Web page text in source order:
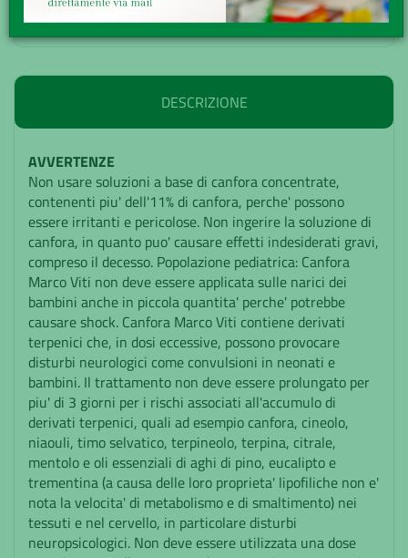
AGGIUNGI ALLA WISHLIST
DESCRIZIONE
AVVERTENZE
Non usare soluzioni a base di canfora concentrate,
contenenti piu' dell'11% di canfora, perche' possono
essere irritanti e pericolose. Non ingerire la soluzione di
canfora, in quanto puo' causare effetti indesiderati gravi,
compreso il decesso. Popolazione pediatrica: Canfora
Marco Viti non deve essere applicata sulle narici dei
bambini anche in piccola quantita' perche' potrebbe
causare shock. Canfora Marco Viti contiene derivati
terpenici che, in dosi eccessive, possono provocare
disturbi neurologici come convulsioni in neonati e
bambini. Il trattamento non deve essere prolungato per
piu' di 3 giorni per i rischi associati all'accumulo di
derivati terpenici, quali ad esempio canfora, cineolo,
niaouli, timo selvatico, terpineolo, terpina, citrale,
mentolo e oli essenziali di aghi di pino, eucalipto e
trementina (a causa delle loro proprieta' lipofiliche non e'
nota la velocita' di metabolismo e di smaltimento) nei
tessuti e nel cervello, in particolare disturbi
neuropsicologici. Non deve essere utilizzata una dose